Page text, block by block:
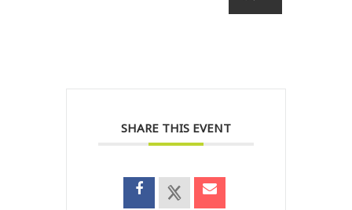
SHARE THIS EVENT